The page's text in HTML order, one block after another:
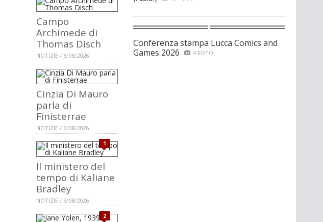
Campo
Archimede di
Thomas Disch
NOTIZIE / 6/08/2026
Cinzia Di Mauro
parla di
Finisterrae
NOTIZIE / 6/08/2026
1
Il ministero del
tempo di Kaliane
Bradley
NOTIZIE / 5/08/2026
2
Conferenza stampa Lucca Comics and
Games 2026
4 FOTO